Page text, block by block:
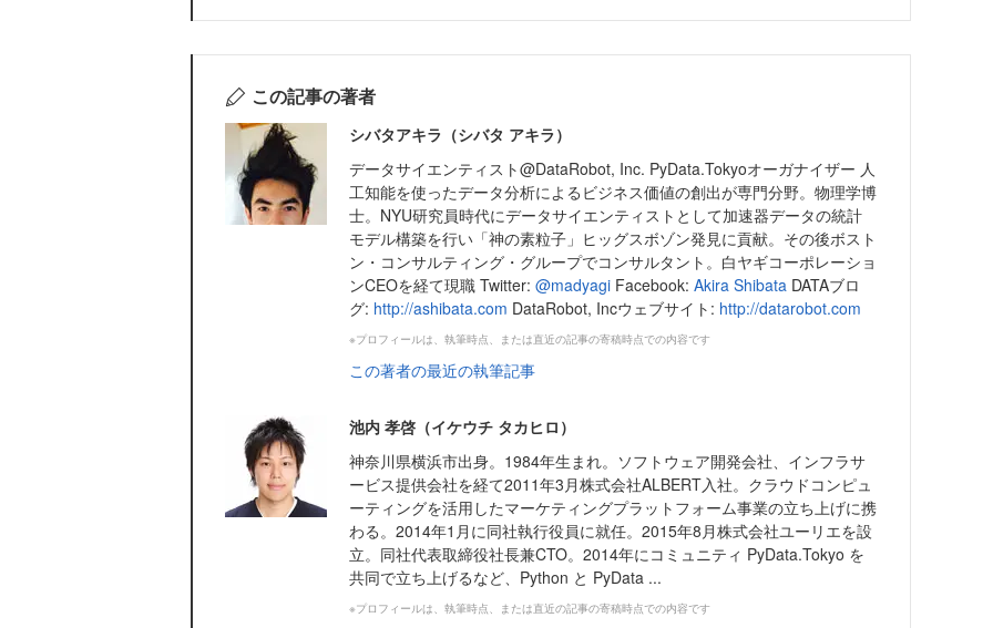
この記事の著者
シバタアキラ（シバタ アキラ）
データサイエンティスト@DataRobot, Inc. PyData.Tokyoオーガナイザー 人
工知能を使ったデータ分析によるビジネス価値の創出が専門分野。物理学博
士。NYU研究員時代にデータサイエンティストとして加速器データの統計
モデル構築を行い「神の素粒子」ヒッグスボゾン発見に貢献。その後ボスト
ン・コンサルティング・グループでコンサルタント。白ヤギコーポレーショ
ンCEOを経て現職 Twitter: @madyagi Facebook: Akira Shibata DATAブロ
グ: http://ashibata.com DataRobot, Incウェブサイト: http://datarobot.com
※プロフィールは、執筆時点、または直近の記事の寄稿時点での内容です
この著者の最近の執筆記事
池内 孝啓（イケウチ タカヒロ）
神奈川県横浜市出身。1984年生まれ。ソフトウェア開発会社、インフラサ
ービス提供会社を経て2011年3月株式会社ALBERT入社。クラウドコンピュ
ーティングを活用したマーケティングプラットフォーム事業の立ち上げに携
わる。2014年1月に同社執行役員に就任。2015年8月株式会社ユーリエを設
立。同社代表取締役社長兼CTO。2014年にコミュニティ PyData.Tokyo を
共同で立ち上げるなど、Python と PyData ...
※プロフィールは、執筆時点、または直近の記事の寄稿時点での内容です